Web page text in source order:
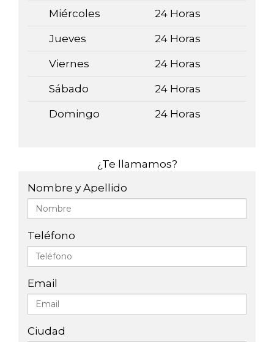
Miércoles 24 Horas
Jueves 24 Horas
Viernes 24 Horas
Sábado 24 Horas
Domingo 24 Horas
¿Te llamamos?
Nombre y Apellido
Teléfono
Email
Ciudad